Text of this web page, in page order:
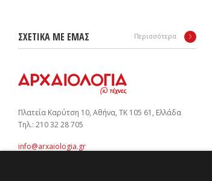
ΣΧΕΤΙΚΑ ΜΕ ΕΜΑΣ Περισσότερα
Πλατεία Καρύτση 10, Αθήνα, ΤΚ 105 61, Ελλάδα
Tηλ.: 210 32 28 705
info@arxaiologia.gr